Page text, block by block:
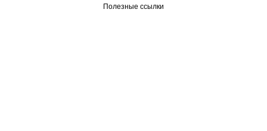
Полезные ссылки